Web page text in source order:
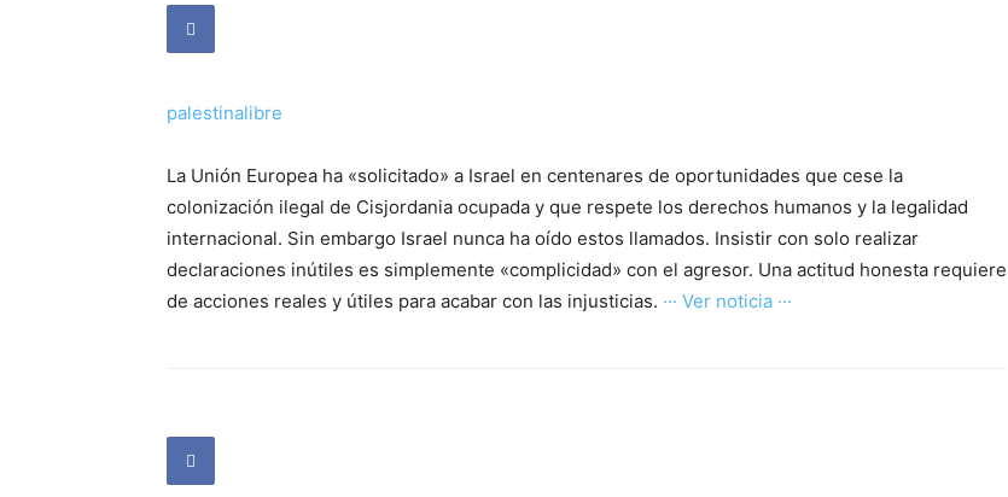
palestinalibre
La Unión Europea ha «solicitado» a Israel en centenares de oportunidades que cese la
colonización ilegal de Cisjordania ocupada y que respete los derechos humanos y la legalidad
internacional. Sin embargo Israel nunca ha oído estos llamados. Insistir con solo realizar
declaraciones inútiles es simplemente «complicidad» con el agresor. Una actitud honesta requiere
de acciones reales y útiles para acabar con las injusticias. ··· Ver noticia ···